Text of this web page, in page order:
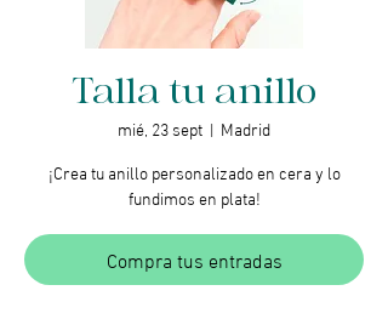
Talla tu anillo
mié, 23 sept
  |
Madrid
¡Crea tu anillo personalizado en cera y lo
fundimos en plata!
Compra tus entradas